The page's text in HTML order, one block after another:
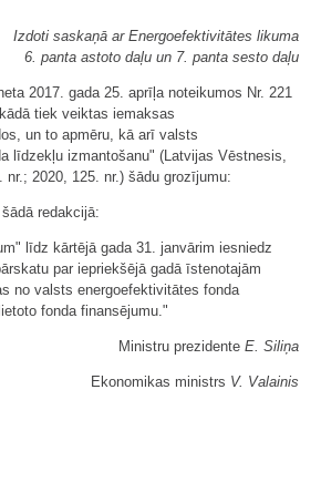
Izdoti saskaņā ar Energoefektivitātes likuma
6. panta astoto daļu un 7. panta sesto daļu
2017. gada 25. aprīļa noteikumos Nr. 221
tiek veiktas iemaksas
un to apmēru, kā arī valsts
līdzekļu izmantošanu" (Latvijas Vēstnesis,
nr.; 2020, 125. nr.) šādu grozījumu:
redakcijā:
līdz kārtējā gada 31. janvārim iesniedz
par iepriekšējā gadā īstenotajām
no valsts energoefektivitātes fonda
fonda finansējumu."
Ministru prezidente E. Siliņa
Ekonomikas ministrs V. Valainis